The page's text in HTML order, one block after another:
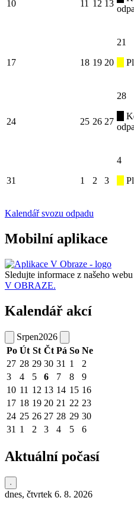
10 11 12 13
17 18 19 20
21
24 25 26 27
28
31 1 2 3
4
Kalendář svozu odpadu
Mobilní aplikace
Sledujte informace z našeho
V OBRAZE.
Kalendář akcí
Srpen2026
Po Út St Čt Pá So Ne
27 28 29 30 31 1
2
3
4 5 6 7 8
9
10 11 12 13 14 15 16
17 18 19 20 21 22 23
24 25 26 27 28 29 30
31 1 2 3 4 5 6
Aktuální počasí
dnes, čtvrtek 6. 8. 2026